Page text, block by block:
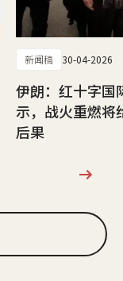
新闻稿 30-04-2026
伊朗：红十字国
示，战火重燃将
后果